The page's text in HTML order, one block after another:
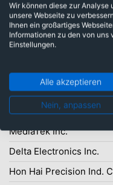
Top-Ten Titel
Taiwan
Samsung Electronics Co.
SK Hynix Inc.
Tencent Holdings Ltd.
Alibaba Group Holding
MediaTek Inc.
Delta Electronics Inc.
Hon Hai Precision Ind.
Wir können diese zur Analyse
unsere Webseite zu
Ihnen ein großartiges
Informationen zu den von
Einstellungen.
Alle akzeptieren
Nein, anpassen